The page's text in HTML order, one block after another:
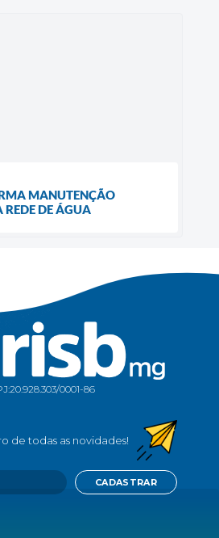
MANUTENÇÃO
REDE DE ÁGUA
20.928.303/0001-86
CADASTRAR